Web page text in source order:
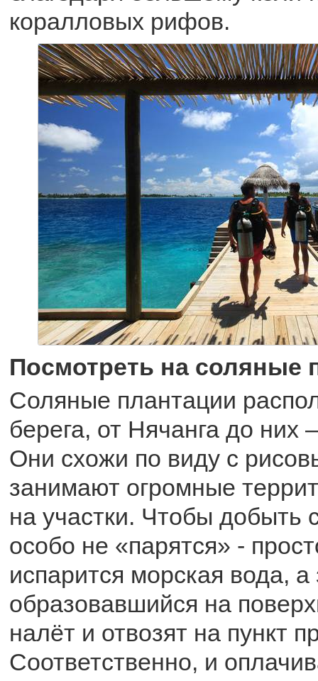
коралловых рифов.
Посмотреть на соляные
Соляные плантации
берега, от Нячанга до них
Они схожи по виду с
занимают огромные
на участки. Чтобы добыть
особо не «парятся» -
испарится морская вода,
образовавшийся на
налёт и отвозят на пункт
Соответственно, и